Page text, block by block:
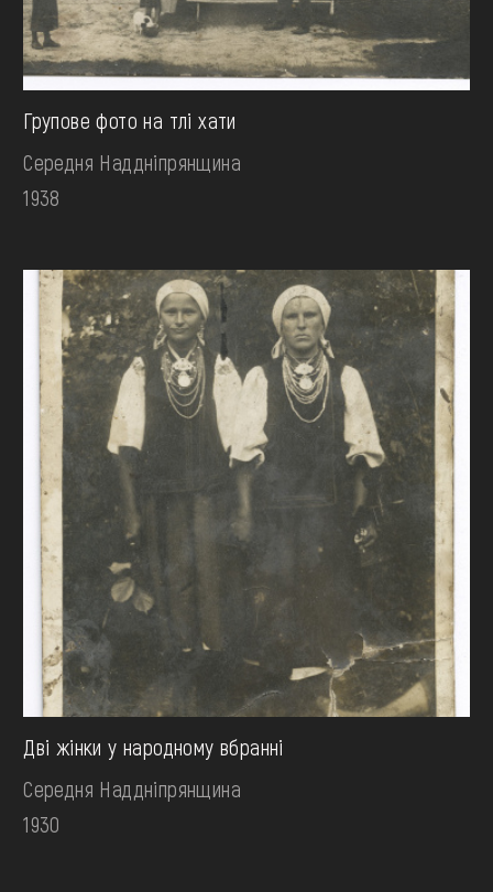
Групове фото на тлі хати
Середня Наддніпрянщина
1938
Дві жінки у народному вбранні
Середня Наддніпрянщина
1930